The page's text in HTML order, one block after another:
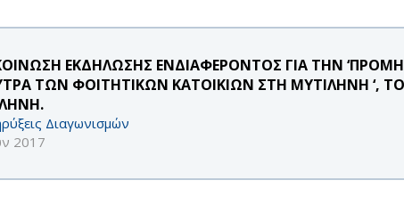
ΕΚΔΗΛΩΣΗΣ ΕΝΔΙΑΦΕΡΟΝΤΟΣ ΓΙΑ ΤΗΝ
ΤΩΝ ΦΟΙΤΗΤΙΚΩΝ ΚΑΤΟΙΚΙΩΝ ΣΤΗ ΜΥΤΙΛΗΝΗ ‘,
Διαγωνισμών
2017